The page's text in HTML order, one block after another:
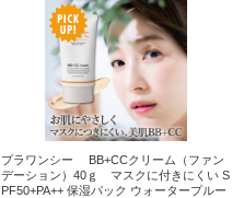
プラワンシー BB+CCクリーム（ファン
デーション）40ｇ マスクに付きにくい S
PF50+PA++ 保湿パック ウォータープルー